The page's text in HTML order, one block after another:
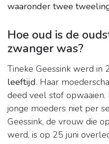
waaronder twee
Hoe oud is de
zwanger was?
Tineke Geessink werd in
leeftijd. Haar
deed veel stof opwaaien.
jonge moeders niet per
Geessink, de vrouw die
werd, is op 25 juni